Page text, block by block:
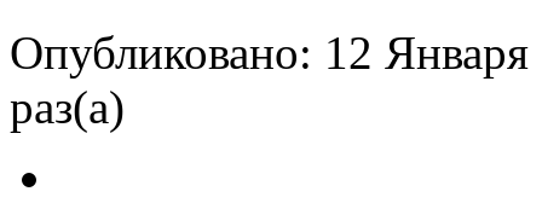
Опубликовано: 12
раз(а)